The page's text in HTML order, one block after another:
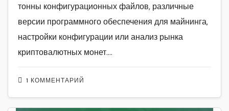
1 КОММЕНТАРИЙ
тонны конфигурационных файлов, различные
версии программного обеспечения для майнинга,
настройки конфигурации или анализ рынка
криптовалютных монет.…